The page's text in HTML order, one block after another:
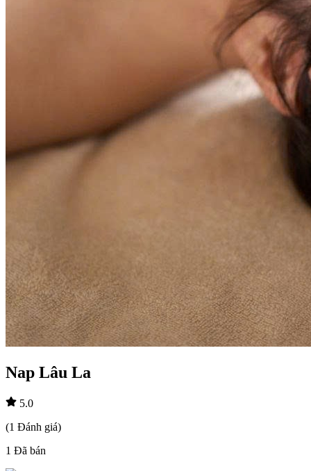
Nap Lâu La
5.0
(1 Đánh giá)
1 Đã bán